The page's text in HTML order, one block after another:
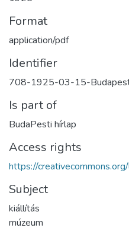
Format
application/pdf
Identifier
708-1925-03-15-
Is part of
BudaPesti hírlap
Access rights
https://
Subject
kiállítás
múzeum